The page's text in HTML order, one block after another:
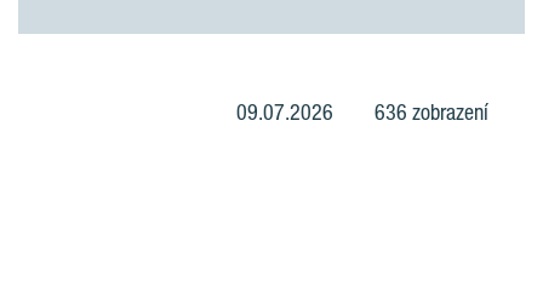
09.07.2026 636 zobrazení